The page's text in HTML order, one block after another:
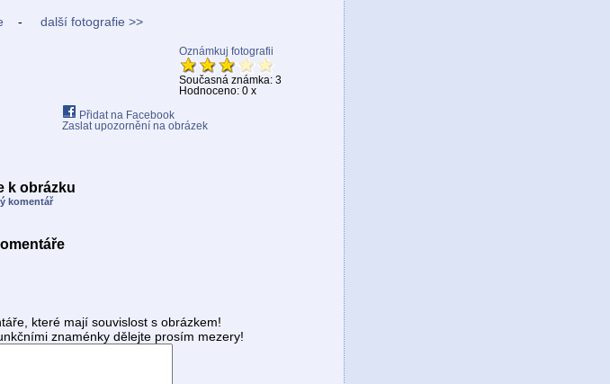
- další fotografie >>
Oznámkuj fotografii
Současná známka: 3
Hodnoceno: 0 x
Přidat na Facebook
Zaslat upozornění na obrázek
k obrázku
komentář
které mají souvislost s obrázkem!
znaménky dělejte prosím mezery!